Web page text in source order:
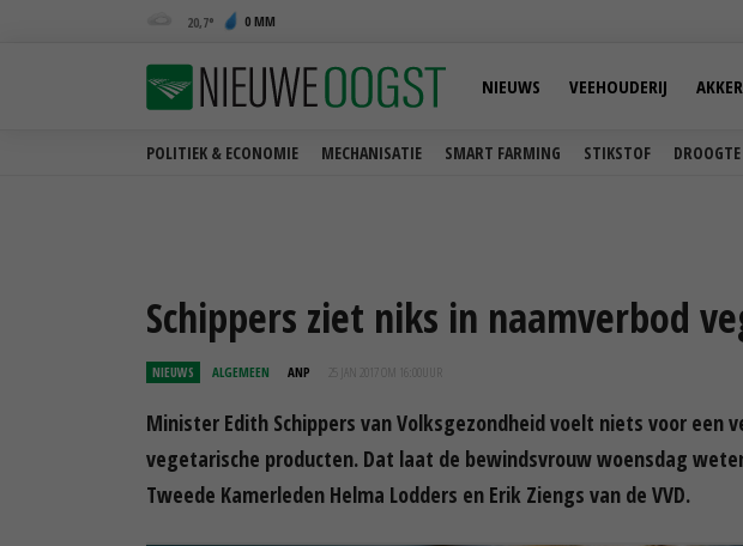
20,7 0 MM
POLITIEK & ECONOMIE MECHANISATIE SMART FARMING STIKSTOF DROOGTE
NIEUWS VEEHOUDERIJ
Schippers ziet niks in naamverbod
NIEUWS ALGEMEEN ANP 25 JAN 2017 OM 16:00
Minister Edith Schippers van Volksgezondheid voelt niets voor een
vegetarische producten. Dat laat de bewindsvrouw woensdag
Tweede Kamerleden Helma Lodders en Erik Ziengs van de VVD.